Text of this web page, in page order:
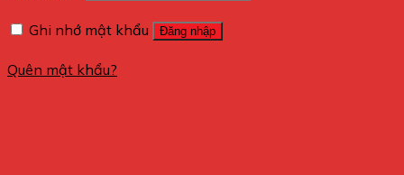
Ghi nhớ mật khẩu Đăng nhập
Quên mật khẩu?